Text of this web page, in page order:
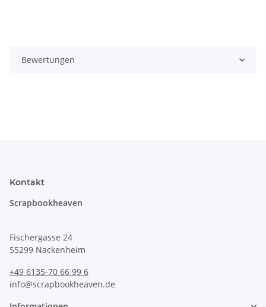
Bewertungen
Kontakt
Scrapbookheaven
Fischergasse 24
55299 Nackenheim
+49 6135-70 66 99 6
info@scrapbookheaven.de